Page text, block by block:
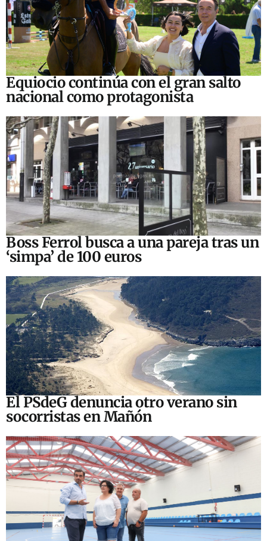
Equiocio continúa con el gran salto
nacional como protagonista
Boss Ferrol busca a una pareja tras un
‘simpa’ de 100 euros
El PSdeG denuncia otro verano sin
socorristas en Mañón